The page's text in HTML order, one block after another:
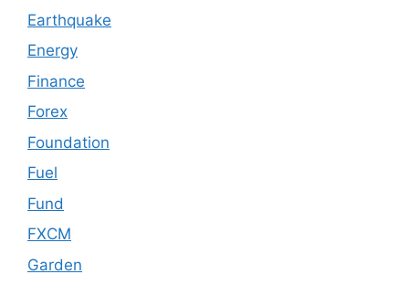
Earthquake
Energy
Finance
Forex
Foundation
Fuel
Fund
FXCM
Garden